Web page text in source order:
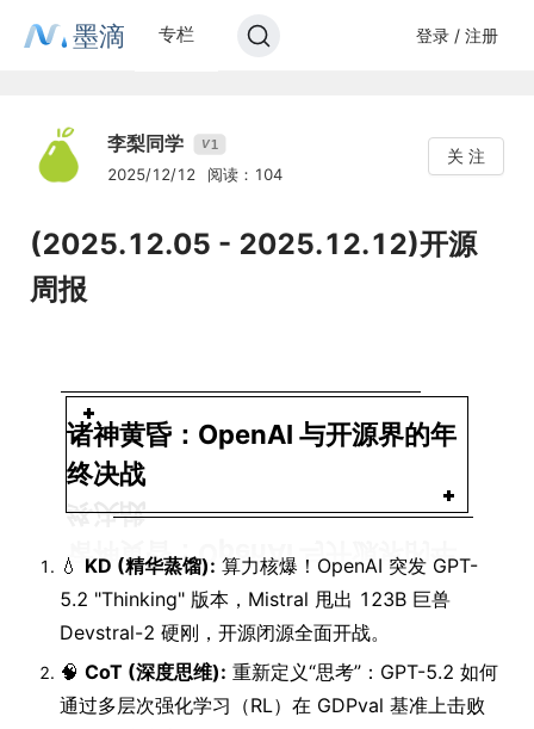
墨滴 专栏 登录 / 注册
李梨同学 V1
2025/12/12 阅读：104
关 注
(2025.12.05 - 2025.12.12)开源
周报
诸神黄昏：OpenAI 与开源界的年
终决战
💧 KD (精华蒸馏): 算力核爆！OpenAI 突发 GPT-
5.2 "Thinking" 版本，Mistral 甩出 123B 巨兽
Devstral-2 硬刚，开源闭源全面开战。
🧠 CoT (深度思维): 重新定义“思考”：GPT-5.2 如何
通过多层次强化学习（RL）在 GDPval 基准上击败